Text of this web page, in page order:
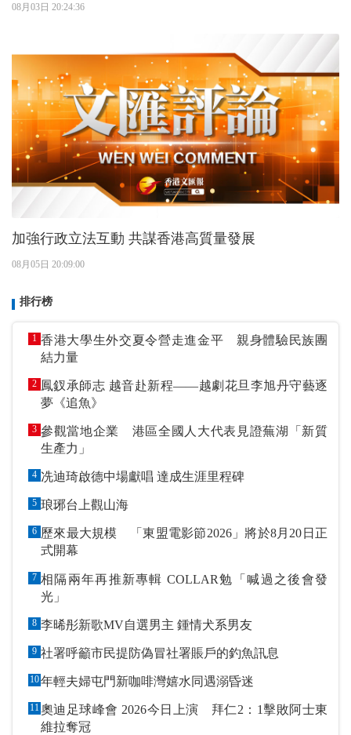
08月03日 20:24:36
加強行政立法互動 共謀香港高質量發展
08月05日 20:09:00
排行榜
1 香港大學生外交夏令營走進金平 親身體驗民族團
結力量
2 鳳釵承師志 越音赴新程——越劇花旦李旭丹守藝逐
夢《追魚》
3 參觀當地企業 港區全國人大代表見證蕪湖「新質
生產力」
4 冼迪琦啟德中場獻唱 達成生涯里程碑
5 琅琊台上觀山海
6 歷來最大規模 「東盟電影節2026」將於8月20日正
式開幕
7 相隔兩年再推新專輯 COLLAR勉「喊過之後會發
光」
8 李晞彤新歌MV自選男主 鍾情犬系男友
9 社署呼籲市民提防偽冒社署賬戶的釣魚訊息
10年輕夫婦屯門新咖啡灣嬉水同遇溺昏迷
11奧迪足球峰會 2026今日上演 拜仁2：1擊敗阿士東
維拉奪冠